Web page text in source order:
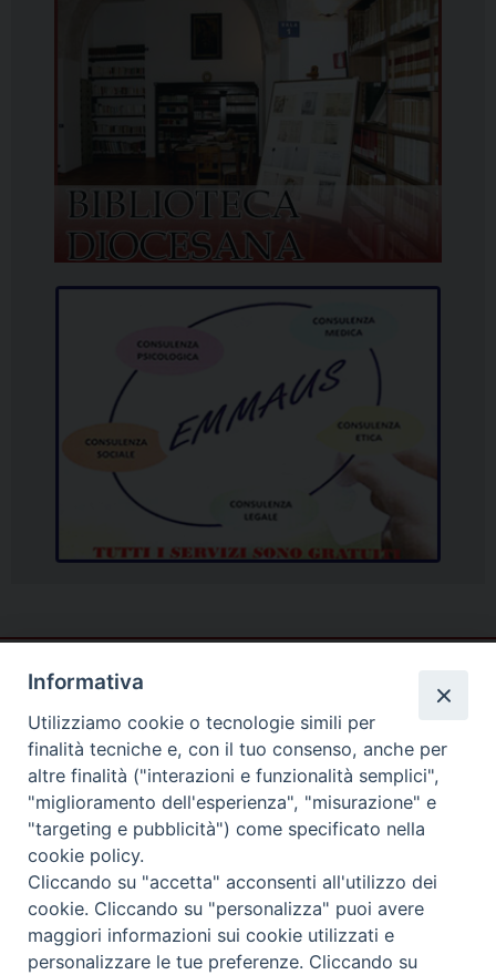
Piazza Duomo
81057 TEANO (CE)
Informativa
Utilizziamo cookie o tecnologie simili per
finalità tecniche e, con il tuo consenso, anche per
altre finalità ("interazioni e funzionalità semplici",
"miglioramento dell'esperienza", "misurazione" e
"targeting e pubblicità") come specificato nella
cookie policy.
Cliccando su "accetta" acconsenti all'utilizzo dei
cookie. Cliccando su "personalizza" puoi avere
maggiori informazioni sui cookie utilizzati e
personalizzare le tue preferenze. Cliccando su